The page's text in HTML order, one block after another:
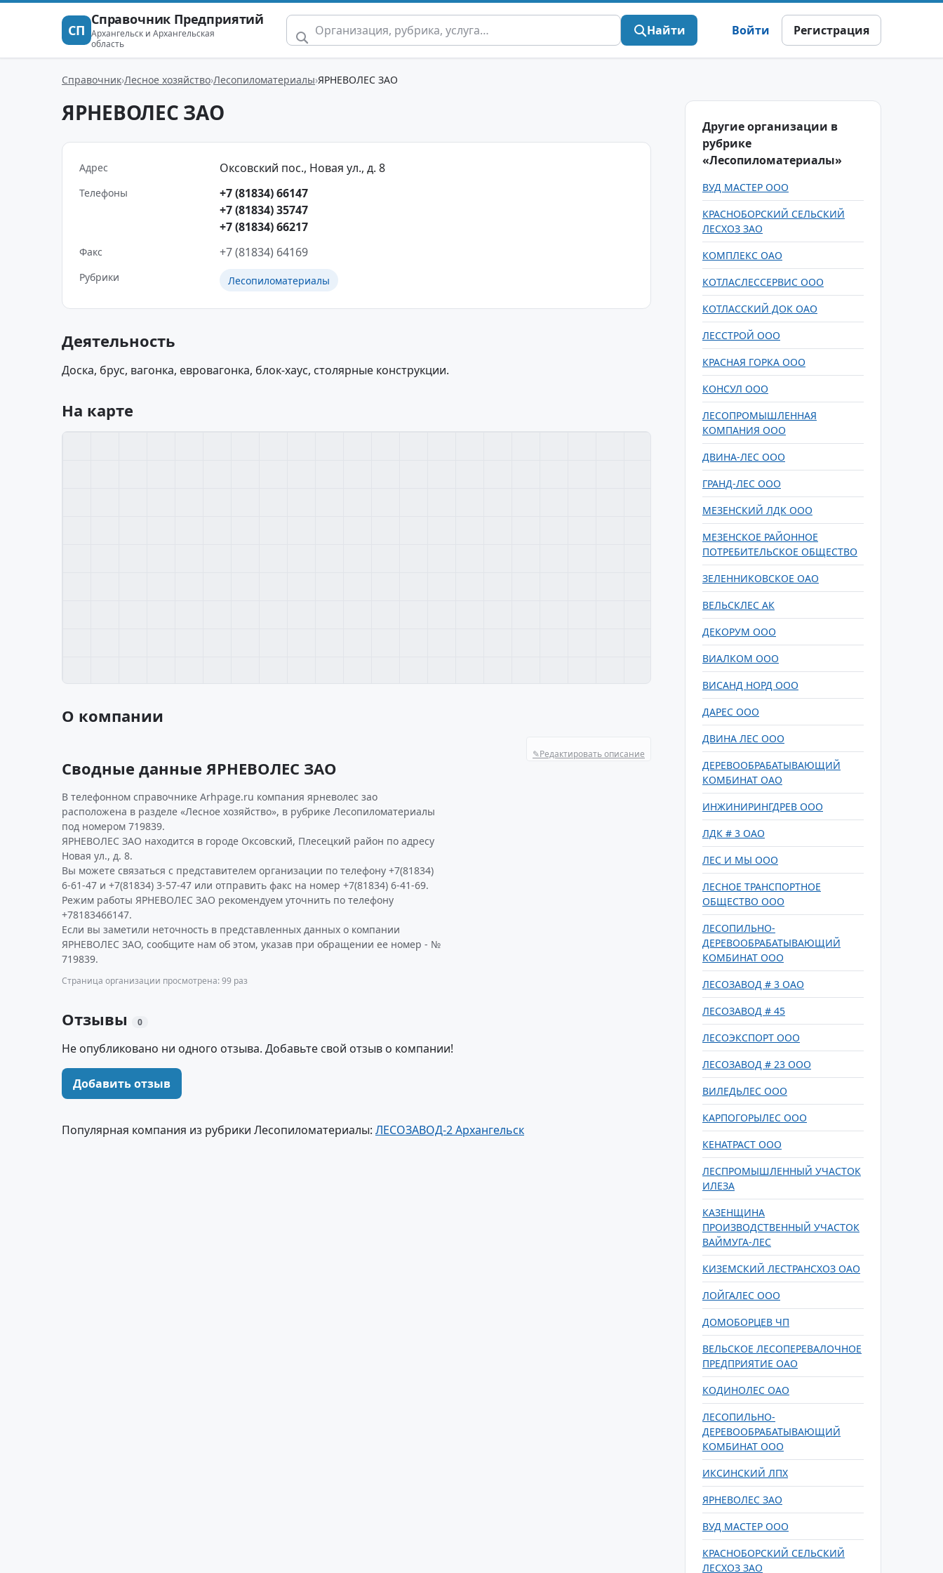
СП
Справочник Предприятий
Архангельск и Архангельская
область
Найти Войти Регистрация
Справочник Лесное хозяйство Лесопиломатериалы ЯРНЕВОЛЕС ЗАО
ЯРНЕВОЛЕС ЗАО
Адрес Оксовский пос., Новая ул., д. 8
Телефоны
+7 (81834) 66147
+7 (81834) 35747
+7 (81834) 66217
Факс +7 (81834) 64169
Рубрики Лесопиломатериалы
Деятельность
Доска, брус, вагонка, евровагонка, блок-хаус, столярные конструкции.
На карте
О компании
✎Редактировать описание
Сводные данные ЯРНЕВОЛЕС ЗАО
В телефонном справочнике Arhpage.ru компания ярневолес зао
расположена в разделе «Лесное хозяйство», в рубрике Лесопиломатериалы
под номером 719839.
ЯРНЕВОЛЕС ЗАО находится в городе Оксовский, Плесецкий район по адресу
Новая ул., д. 8.
Вы можете связаться с представителем организации по телефону +7(81834)
6-61-47 и +7(81834) 3-57-47 или отправить факс на номер +7(81834) 6-41-69.
Режим работы ЯРНЕВОЛЕС ЗАО рекомендуем уточнить по телефону
+78183466147.
Если вы заметили неточность в представленных данных о компании
ЯРНЕВОЛЕС ЗАО, сообщите нам об этом, указав при обращении ее номер - №
719839.
Страница организации просмотрена: 99 раз
Отзывы 0
Не опубликовано ни одного отзыва. Добавьте свой отзыв о компании!
Добавить отзыв
Популярная компания из рубрики Лесопиломатериалы: ЛЕСОЗАВОД-2 Архангельск
Другие организации в
рубрике
«Лесопиломатериалы»
ВУД МАСТЕР ООО
КРАСНОБОРСКИЙ СЕЛЬСКИЙ
ЛЕСХОЗ ЗАО
КОМПЛЕКС ОАО
КОТЛАСЛЕССЕРВИС ООО
КОТЛАССКИЙ ДОК ОАО
ЛЕССТРОЙ ООО
КРАСНАЯ ГОРКА ООО
КОНСУЛ ООО
ЛЕСОПРОМЫШЛЕННАЯ
КОМПАНИЯ ООО
ДВИНА-ЛЕС ООО
ГРАНД-ЛЕС ООО
МЕЗЕНСКИЙ ЛДК ООО
МЕЗЕНСКОЕ РАЙОННОЕ
ПОТРЕБИТЕЛЬСКОЕ ОБЩЕСТВО
ЗЕЛЕННИКОВСКОЕ ОАО
ВЕЛЬСКЛЕС АК
ДЕКОРУМ ООО
ВИАЛКОМ ООО
ВИСАНД НОРД ООО
ДАРЕС ООО
ДВИНА ЛЕС ООО
ДЕРЕВООБРАБАТЫВАЮЩИЙ
КОМБИНАТ ОАО
ИНЖИНИРИНГДРЕВ ООО
ЛДК # 3 ОАО
ЛЕС И МЫ ООО
ЛЕСНОЕ ТРАНСПОРТНОЕ
ОБЩЕСТВО ООО
ЛЕСОПИЛЬНО-
ДЕРЕВООБРАБАТЫВАЮЩИЙ
КОМБИНАТ ООО
ЛЕСОЗАВОД # 3 ОАО
ЛЕСОЗАВОД # 45
ЛЕСОЭКСПОРТ ООО
ЛЕСОЗАВОД # 23 ООО
ВИЛЕДЬЛЕС ООО
КАРПОГОРЫЛЕС ООО
КЕНАТРАСТ ООО
ЛЕСПРОМЫШЛЕННЫЙ УЧАСТОК
ИЛЕЗА
КАЗЕНЩИНА
ПРОИЗВОДСТВЕННЫЙ УЧАСТОК
ВАЙМУГА-ЛЕС
КИЗЕМСКИЙ ЛЕСТРАНСХОЗ ОАО
ЛОЙГАЛЕС ООО
ДОМОБОРЦЕВ ЧП
ВЕЛЬСКОЕ ЛЕСОПЕРЕВАЛОЧНОЕ
ПРЕДПРИЯТИЕ ОАО
КОДИНОЛЕС ОАО
ЛЕСОПИЛЬНО-
ДЕРЕВООБРАБАТЫВАЮЩИЙ
КОМБИНАТ ООО
ИКСИНСКИЙ ЛПХ
ЯРНЕВОЛЕС ЗАО
ВУД МАСТЕР ООО
КРАСНОБОРСКИЙ СЕЛЬСКИЙ
ЛЕСХОЗ ЗАО